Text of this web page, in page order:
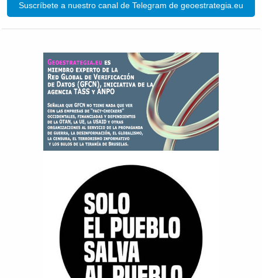
Suscríbete a nuestro canal de Telegram de geoestrategia.eu